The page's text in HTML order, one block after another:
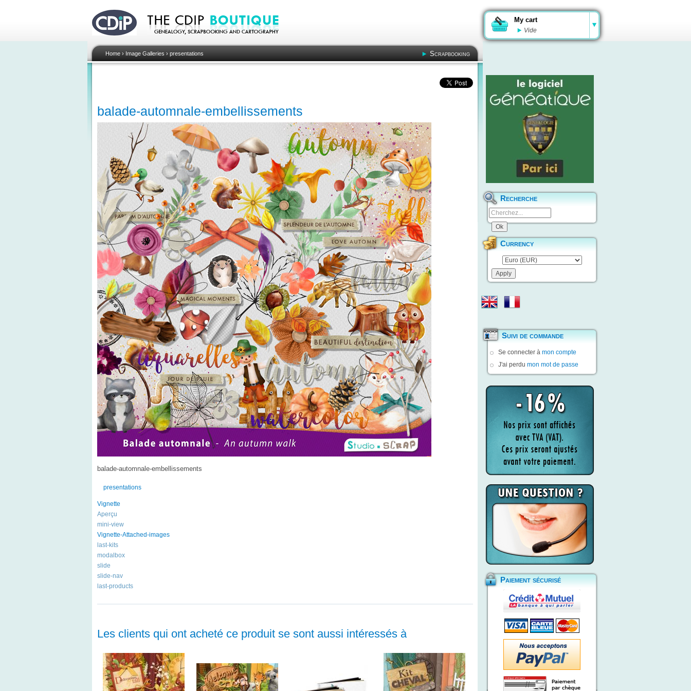
My cart
Vide
Home› Image Galleries › presentations Scrapbooking
balade-automnale-embellissements
balade-automnale-embellissements
presentations
Vignette
Aperçu
mini-view
Vignette-Attached-images
last-kits
modalbox
slide
slide-nav
last-products
Les clients qui ont acheté ce produit se sont aussi intéressés à
Recherche
Currency
Suivi de commande
Se connecter à mon compte
J'ai perdu mon mot de passe
Paiement sécurisé